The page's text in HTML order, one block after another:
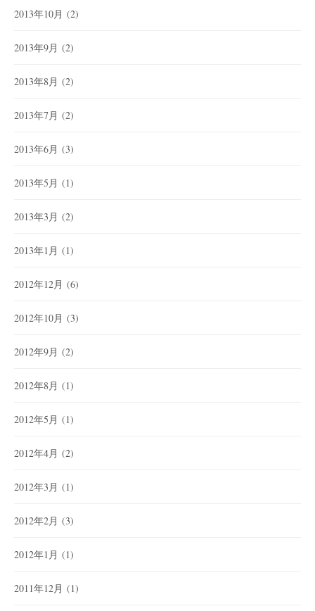
2013年10月 (2)
2013年9月 (2)
2013年8月 (2)
2013年7月 (2)
2013年6月 (3)
2013年5月 (1)
2013年3月 (2)
2013年1月 (1)
2012年12月 (6)
2012年10月 (3)
2012年9月 (2)
2012年8月 (1)
2012年5月 (1)
2012年4月 (2)
2012年3月 (1)
2012年2月 (3)
2012年1月 (1)
2011年12月 (1)